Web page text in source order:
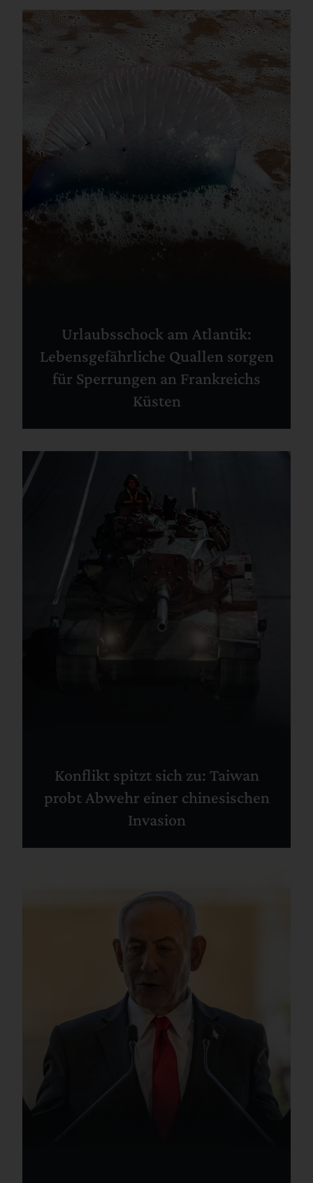
Urlaubsschock am Atlantik:
Lebensgefährliche Quallen sorgen
für Sperrungen an Frankreichs
Küsten
Konflikt spitzt sich zu: Taiwan
probt Abwehr einer chinesischen
Invasion